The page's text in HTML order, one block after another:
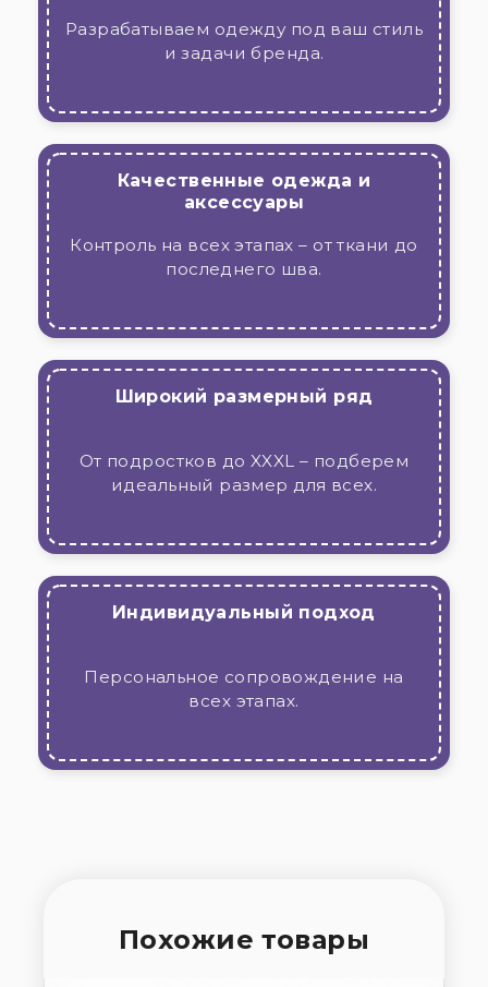
Разрабатываем одежду под ваш стиль
и задачи бренда.
Качественные одежда и
аксессуары
Контроль на всех этапах – от ткани до
последнего шва.
Широкий размерный ряд
От подростков до XXXL – подберем
идеальный размер для всех.
Индивидуальный подход
Персональное сопровождение на
всех этапах.
Похожие товары